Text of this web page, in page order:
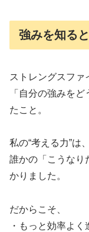
強みを知る
ストレングスファ
「自分の強みを
たこと。
私の“考える力”は
誰かの「こうなり
かりました。
だからこそ、
・もっと効率よく